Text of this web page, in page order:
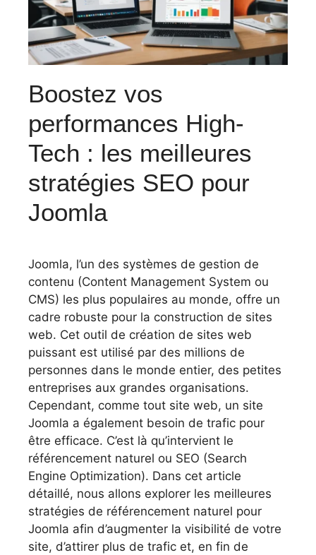
Boostez vos
performances High-
Tech : les meilleures
stratégies SEO pour
Joomla
Joomla, l’un des systèmes de gestion de
contenu (Content Management System ou
CMS) les plus populaires au monde, offre un
cadre robuste pour la construction de sites
web. Cet outil de création de sites web
puissant est utilisé par des millions de
personnes dans le monde entier, des petites
entreprises aux grandes organisations.
Cependant, comme tout site web, un site
Joomla a également besoin de trafic pour
être efficace. C’est là qu’intervient le
référencement naturel ou SEO (Search
Engine Optimization). Dans cet article
détaillé, nous allons explorer les meilleures
stratégies de référencement naturel pour
Joomla afin d’augmenter la visibilité de votre
site, d’attirer plus de trafic et, en fin de